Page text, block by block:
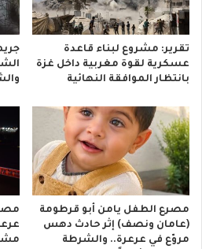
تقرير: مشروع لبناء قاعدة
عسكرية لقوة مغربية داخل غزة
بانتظار الموافقة النهائية
مصرع الطفل يامن أبو قرطومة
(عامان ونصف) إثر حادث دهس
مروّع في عرعرة.. والشرطة